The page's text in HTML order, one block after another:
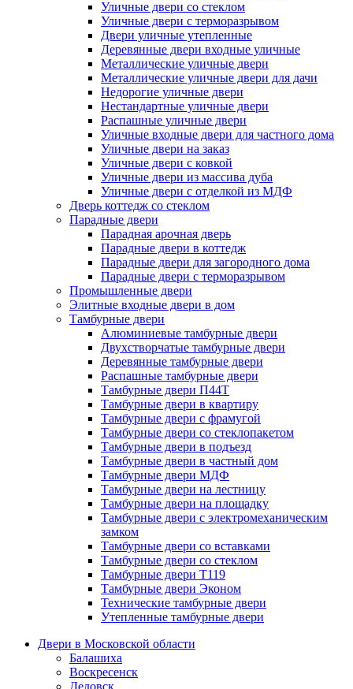
Уличные двери со стеклом
Уличные двери с терморазрывом
Двери уличные утепленные
Деревянные двери входные уличные
Металлические уличные двери
Металлические уличные двери для дачи
Недорогие уличные двери
Нестандартные уличные двери
Распашные уличные двери
Уличные входные двери для частного дома
Уличные двери на заказ
Уличные двери с ковкой
Уличные двери из массива дуба
Уличные двери с отделкой из МДФ
Дверь коттедж со стеклом
Парадные двери
Парадная арочная дверь
Парадные двери в коттедж
Парадные двери для загородного дома
Парадные двери с терморазрывом
Промышленные двери
Элитные входные двери в дом
Тамбурные двери
Алюминиевые тамбурные двери
Двухстворчатые тамбурные двери
Деревянные тамбурные двери
Распашные тамбурные двери
Тамбурные двери П44Т
Тамбурные двери в квартиру
Тамбурные двери с фрамугой
Тамбурные двери со стеклопакетом
Тамбурные двери в подъезд
Тамбурные двери в частный дом
Тамбурные двери МДФ
Тамбурные двери на лестницу
Тамбурные двери на площадку
Тамбурные двери с электромеханическим
замком
Тамбурные двери со вставками
Тамбурные двери со стеклом
Тамбурные двери Т119
Тамбурные двери Эконом
Технические тамбурные двери
Утепленные тамбурные двери
Двери в Московской области
Балашиха
Воскресенск
Дедовск